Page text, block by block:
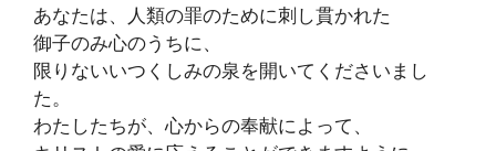
あなたは、人類の罪のために刺し貫かれた
御子のみ心のうちに、
限りないいつくしみの泉を開いてくださいまし
た。
わたしたちが、心からの奉献によって、